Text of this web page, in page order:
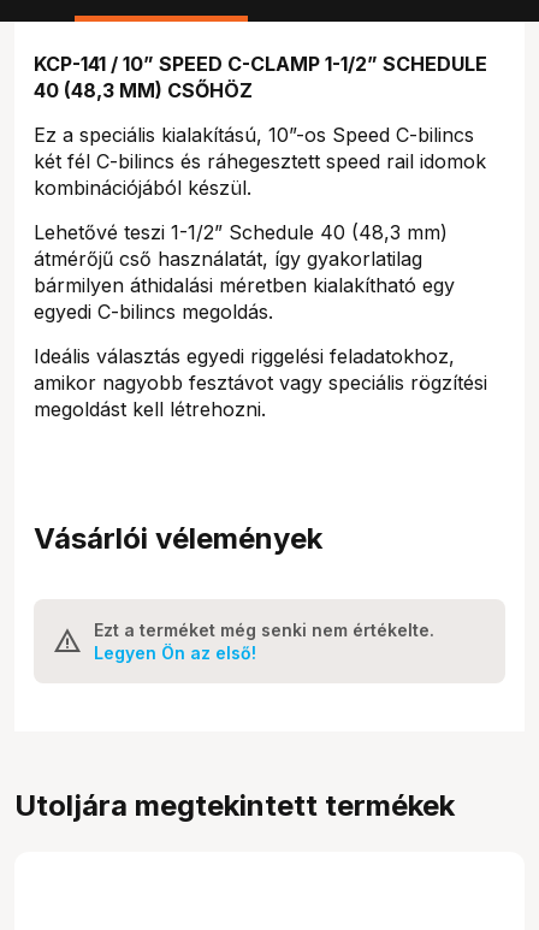
KCP-141 / 10” SPEED C-CLAMP 1-1/2” SCHEDULE
40 (48,3 MM) CSŐHÖZ
Ez a speciális kialakítású, 10”-os Speed C-bilincs
két fél C-bilincs és ráhegesztett speed rail idomok
kombinációjából készül.
Lehetővé teszi 1-1/2” Schedule 40 (48,3 mm)
átmérőjű cső használatát, így gyakorlatilag
bármilyen áthidalási méretben kialakítható egy
egyedi C-bilincs megoldás.
Ideális választás egyedi riggelési feladatokhoz,
amikor nagyobb fesztávot vagy speciális rögzítési
megoldást kell létrehozni.
Vásárlói vélemények
Ezt a terméket még senki nem értékelte.
Legyen Ön az első!
Utoljára megtekintett termékek